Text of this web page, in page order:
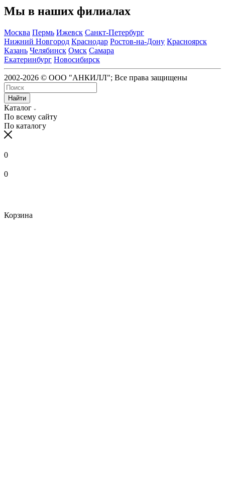
Мы в наших филиалах
Москва Пермь Ижевск Санкт-Петербург
Нижний Новгород Краснодар Ростов-на-Дону Красноярск
Казань Челябинск Омск Самара
Екатеринбург Новосибирск
2002-2026 © ООО "АНКИЛЛ"; Все права защищены
Найти
Каталог
По всему сайту
По каталогу
0
0
Корзина